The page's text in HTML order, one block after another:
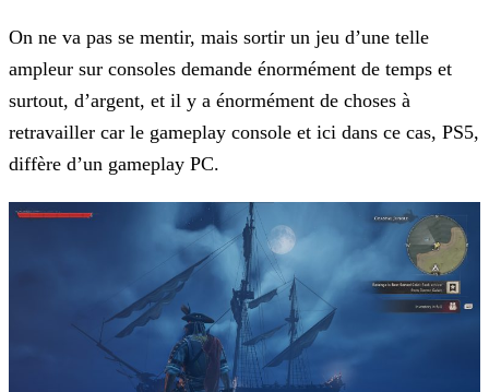
On ne va pas se mentir, mais sortir un jeu d’une telle
ampleur sur consoles demande énormément de temps et
surtout, d’argent, et il y a énormément de choses à
retravailler car le gameplay console et ici dans ce cas, PS5,
diffère d’un gameplay PC.